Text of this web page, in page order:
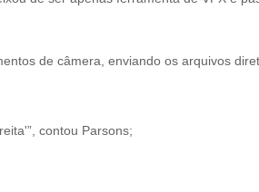
de câmera, enviando os arquivos
contou Parsons;